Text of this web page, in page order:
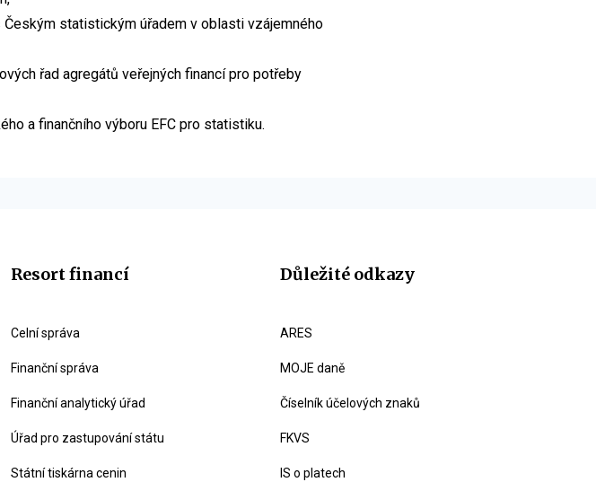
statistickým úřadem v oblasti vzájemného
řad agregátů veřejných financí pro potřeby
a finančního výboru EFC pro statistiku.
Resort financí
Celní správa
Finanční správa
Finanční analytický úřad
Úřad pro zastupování státu
Státní tiskárna cenin
Důležité odkazy
ARES
MOJE daně
Číselník účelových znaků
FKVS
IS o platech